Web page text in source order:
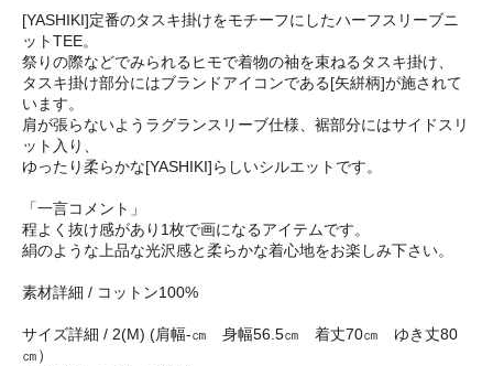
[YASHIKI]定番のタスキ掛けをモチーフにしたハーフスリーブニ
ットTEE。
祭りの際などでみられるヒモで着物の袖を束ねるタスキ掛け、
タスキ掛け部分にはブランドアイコンである[矢絣柄]が施されて
います。
肩が張らないようラグランスリーブ仕様、裾部分にはサイドスリ
ット入り、
ゆったり柔らかな[YASHIKI]らしいシルエットです。
「一言コメント」
程よく抜け感があり1枚で画になるアイテムです。
絹のような上品な光沢感と柔らかな着心地をお楽しみ下さい。
素材詳細 / コットン100%
サイズ詳細 / 2(M) (肩幅-㎝ 身幅56.5㎝ 着丈70㎝ ゆき丈80
㎝）